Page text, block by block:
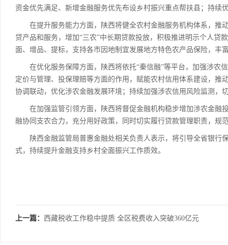
资金优先满足、新增金融服务优先布设乡村振兴重点帮扶县；持续
在提升服务能力方面，陕西将健全农村金融服务机构体系，推
贷产品和服务，增加“三农”中长期贷款投放，积极推进明示个人贷
面、增品、提标，支持各市因地制宜发展地方特色农产品保险，丰
在优化服务保障方面，陕西将依托“秦信融”等平台，加强涉农
定价与管理、投保理赔等方面的作用，赋能农村信用体系建设，
协调联动，优化涉农金融发展环境；持续加强涉农信用风险监测，
在加强监管引领方面，陕西将督促金融机构稳步增加涉农金融
融协同支农合力，充分用好政策，同时切实履行贷款管理职责，规
陕西金融监管局普惠金融处相关负责人表示，将引导全省银行
式，持续提升金融支持乡村全面振兴工作质效。
上一篇： 西藏税收工作稳中提质 全区税费收入突破360亿元